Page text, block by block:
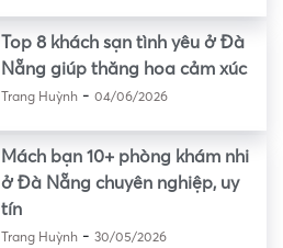
Top 8 khách sạn tình yêu ở Đà
Nẵng giúp thăng hoa cảm xúc
Trang Huỳnh- 04/06/2026
Mách bạn 10+ phòng khám nhi
ở Đà Nẵng chuyên nghiệp, uy
tín
Trang Huỳnh- 30/05/2026